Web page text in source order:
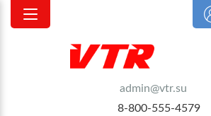
admin@vtr.su
8-800-555-4579